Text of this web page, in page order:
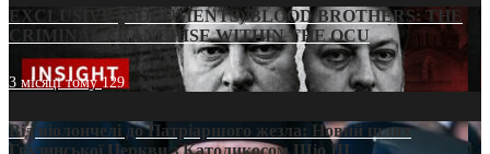
EXCLUSIVE (DOCUMENTS)/BLOOD BROTHERS: THE
CRIMINAL FRANCHISE WITHIN THE OCU
3 місяці тому129
Від віолончелі до Патріаршого жезла: Новий шлях